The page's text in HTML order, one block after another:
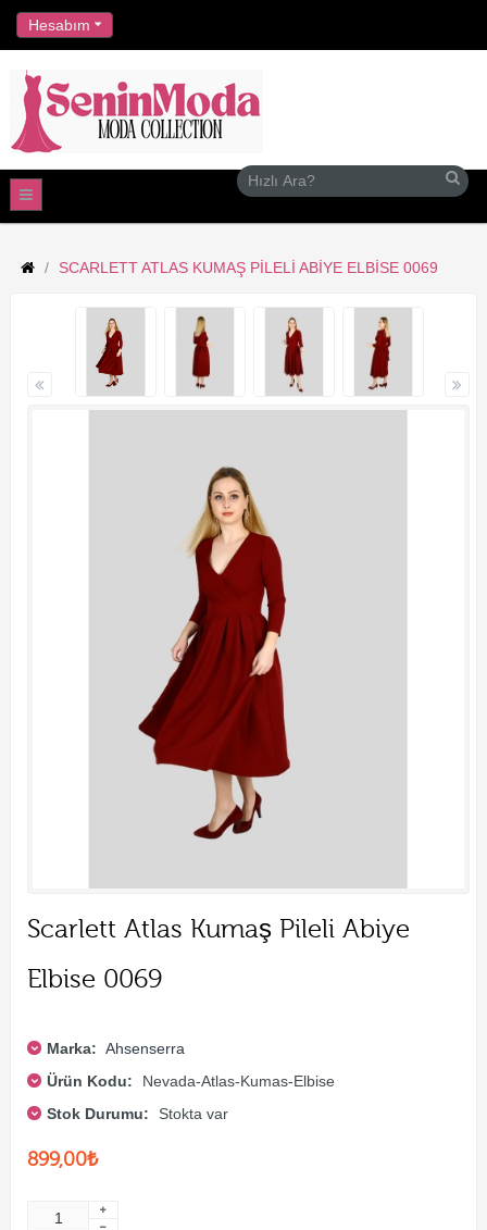
Hesabım
SCARLETT ATLAS KUMAŞ PILELI ABIYE ELBISE 0069
Scarlett Atlas Kumaş Pileli Abiye
Elbise 0069
Marka: Ahsenserra
Ürün Kodu:
Nevada-Atlas-Kumas-Elbise
Stok Durumu:
Stokta var
899,00₺